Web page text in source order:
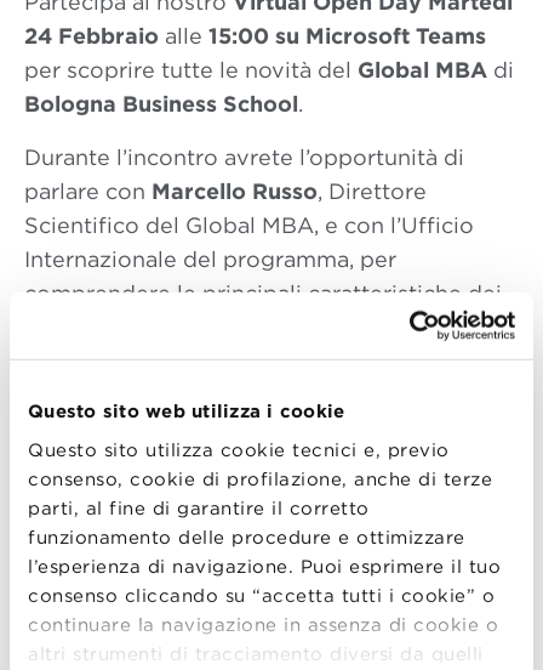
Questo sito web utilizza i cookie
Questo sito utilizza cookie tecnici e, previo
consenso, cookie di profilazione, anche di terze
parti, al fine di garantire il corretto
funzionamento delle procedure e ottimizzare
l’esperienza di navigazione. Puoi esprimere il tuo
consenso cliccando su “accetta tutti i cookie” o
continuare la navigazione in assenza di cookie o
altri strumenti di tracciamento diversi da quelli
24 Febbraio alle 15:00 su Microsoft Teams
per scoprire tutte le novità del Global MBA di
Bologna Business School.
Durante l’incontro avrete l’opportunità di
parlare con Marcello Russo, Direttore
Scientifico del Global MBA, e con l’Ufficio
Internazionale del programma, per
comprendere le principali caratteristiche dei
Food and Wine
Supercars, Superbikes and Motorsports
Sustainability and Innovation
Il programma: